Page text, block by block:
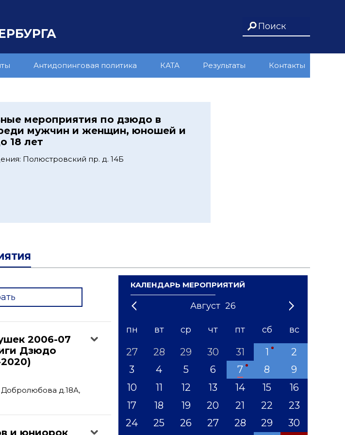
Антидопинговая политика КАТА Результаты Контакты
мероприятия по дзюдо в
мужчин и женщин, юношей и
18 лет
Полюстровский пр. д. 14Б
2006-07
Дзюдо
д.18А,
и юниорок
КАЛЕНДАРЬ МЕРОПРИЯТИЙ
Август 26
1 3 5 8 10 12
'21 '23 '24 '25 '26 '27 '28 '29 '31
пн вт ср чт пт сб вс
27 28 29 30 31 1
2
3
4 5 6 7 8
9
10
11 12 13 14 15
16
17
18 19 20 21 22
23
24
25 26 27 28 29
30